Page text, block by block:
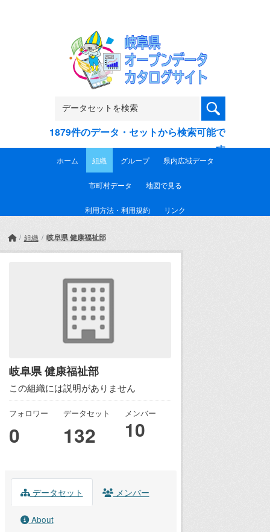
1879件のデータ・セットから検索可能で
す
ホーム 組織 グループ 県内広域データ
市町村データ 地図で見る
利用方法・利用規約 リンク
組織 岐阜県 健康福祉部
岐阜県 健康福祉部
この組織には説明がありません
フォロワー
0
データセット
132
メンバー
10
データセット メンバー
About